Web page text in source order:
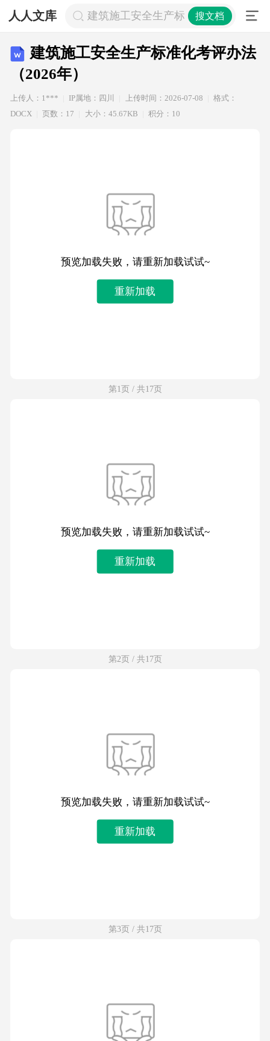
人人文库 建筑施工安全生产标准化考评办法（
搜文档
建筑施工安全生产标准化考评办法
（2026年）
上传人：1*** IP属地：四川 上传时间：2026-07-08
格式：
DOCX
页数：17 大小：45.67KB 积分：10
预览加载失败，请重新加载试试~
重新加载
第1页 / 共17页
预览加载失败，请重新加载试试~
重新加载
第2页 / 共17页
预览加载失败，请重新加载试试~
重新加载
第3页 / 共17页